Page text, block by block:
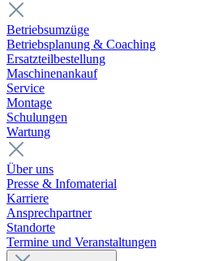
Betriebsumzüge
Betriebsplanung & Coaching
Ersatzteilbestellung
Maschinenankauf
Service
Montage
Schulungen
Wartung
Über uns
Presse & Infomaterial
Karriere
Ansprechpartner
Standorte
Termine und Veranstaltungen